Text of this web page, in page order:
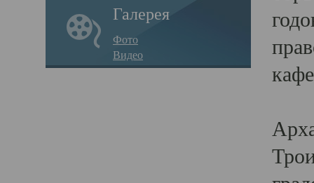
Галерея
Фото
Видео